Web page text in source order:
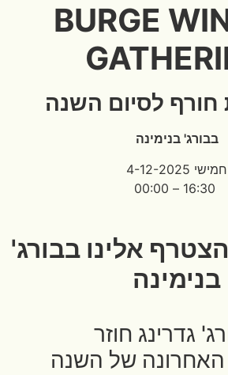
BURGE
חורף לסיום השנה
בבורג' בנימינה
חמישי 4-12-2025
אלינו בבורג'
בנימינה
גדרינג חוזר
של השנה